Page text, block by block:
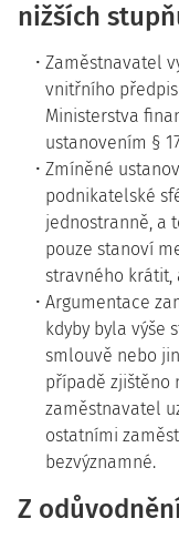
nižších
Zaměstnavatel
vnitřního
Ministerstva
ustanovením §
Zmíněné
podnikatelské
jednostranně, a
pouze stanoví
stravného krátit,
Argumentace
kdyby byla výše
smlouvě nebo
případě zjištěno
zaměstnavatel
ostatními
bezvýznamné.
Z